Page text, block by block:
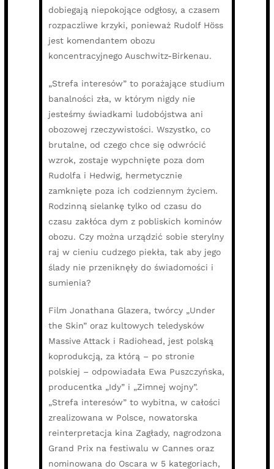
dobiegają niepokojące odgłosy, a czasem
rozpaczliwe krzyki, ponieważ Rudolf Höss
jest komendantem obozu
koncentracyjnego Auschwitz-Birkenau.
„Strefa interesów” to porażające studium
banalności zła, w którym nigdy nie
jesteśmy świadkami ludobójstwa ani
obozowej rzeczywistości. Wszystko, co
brutalne, od czego chce się odwrócić
wzrok, zostaje wypchnięte poza dom
Rudolfa i Hedwig, hermetycznie
zamknięte poza ich codziennym życiem.
Rodzinną sielankę tylko od czasu do
czasu zakłóca dym z pobliskich kominów
obozu. Czy można urządzić sobie sterylny
raj w cieniu cudzego piekła, tak aby jego
ślady nie przeniknęły do świadomości i
sumienia?
Film Jonathana Glazera, twórcy „Under
the Skin” oraz kultowych teledysków
Massive Attack i Radiohead, jest polską
koprodukcją, za którą – po stronie
polskiej – odpowiadała Ewa Puszczyńska,
producentka „Idy” i „Zimnej wojny”.
„Strefa interesów” to wybitna, w całości
zrealizowana w Polsce, nowatorska
reinterpretacja kina Zagłady, nagrodzona
Grand Prix na festiwalu w Cannes oraz
nominowana do Oscara w 5 kategoriach,